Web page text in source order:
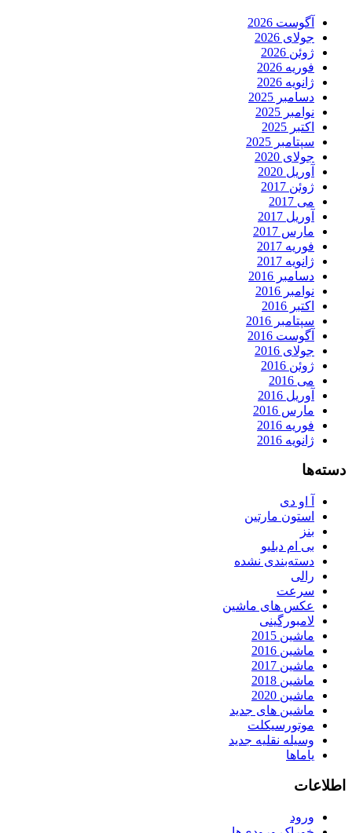
آگوست 2026
جولای 2026
ژوئن 2026
فوریه 2026
ژانویه 2026
دسامبر 2025
نوامبر 2025
اکتبر 2025
سپتامبر 2025
جولای 2020
آوریل 2020
ژوئن 2017
می 2017
آوریل 2017
مارس 2017
فوریه 2017
ژانویه 2017
دسامبر 2016
نوامبر 2016
اکتبر 2016
سپتامبر 2016
آگوست 2016
جولای 2016
ژوئن 2016
می 2016
آوریل 2016
مارس 2016
فوریه 2016
ژانویه 2016
دسته‌ها
آ او دی
استون مارتین
بنز
بی ام دبلیو
دسته‌بندی نشده
رالی
سرعت
عکس های ماشین
لامبورگینی
ماشین 2015
ماشین 2016
ماشین 2017
ماشین 2018
ماشین 2020
ماشین های جدید
موتورسیکلت
وسیله نقلیه جدید
یاماها
اطلاعات
ورود